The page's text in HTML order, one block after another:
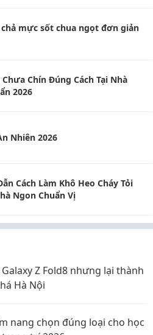
mực sốt chua ngọt đơn giản
Chín Đúng Cách Tại Nhà
2026
Nhiên 2026
Cách Làm Khô Heo Cháy Tỏi
Ngon Chuẩn Vị
Z Fold8 nhưng lại thành
Hà Nội
nang chọn đúng loại cho học